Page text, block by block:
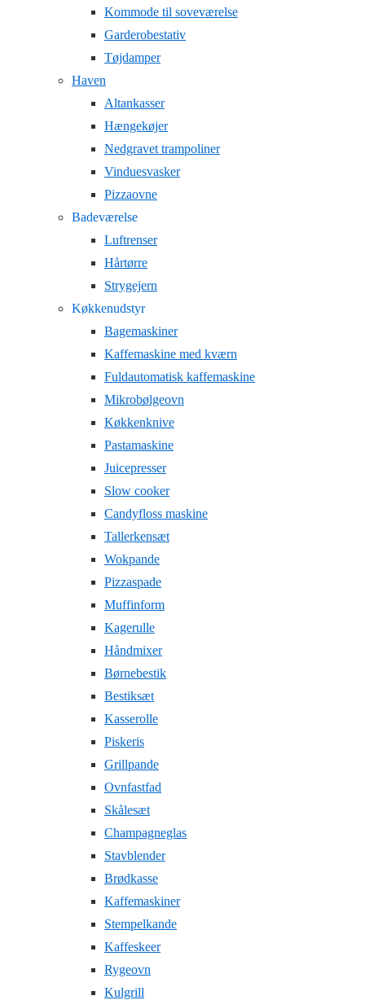
Kommode til soveværelse
Garderobestativ
Tøjdamper
Haven
Altankasser
Hængekøjer
Nedgravet trampoliner
Vinduesvasker
Pizzaovne
Badeværelse
Luftrenser
Hårtørre
Strygejern
Køkkenudstyr
Bagemaskiner
Kaffemaskine med kværn
Fuldautomatisk kaffemaskine
Mikrobølgeovn
Køkkenknive
Pastamaskine
Juicepresser
Slow cooker
Candyfloss maskine
Tallerkensæt
Wokpande
Pizzaspade
Muffinform
Kagerulle
Håndmixer
Børnebestik
Bestiksæt
Kasserolle
Piskeris
Grillpande
Ovnfastfad
Skålesæt
Champagneglas
Stavblender
Brødkasse
Kaffemaskiner
Stempelkande
Kaffeskeer
Rygeovn
Kulgrill